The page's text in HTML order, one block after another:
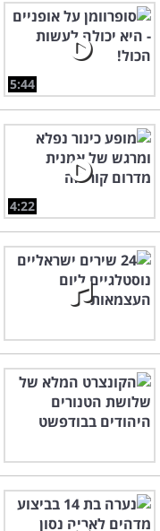
5:44
4:22